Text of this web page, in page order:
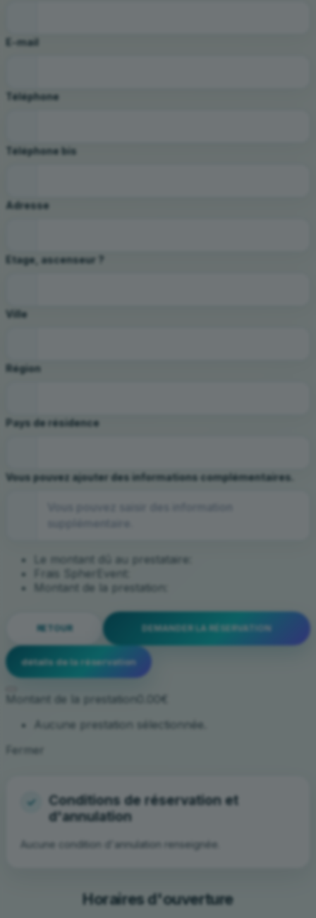
E-mail
Téléphone
Téléphone bis
Adresse
Etage, ascenseur ?
Ville
Région
Pays de résidence
Vous pouvez ajouter des informations complémentaires.
Le montant dû au prestataire:
Frais SpherEvent:
Montant de la prestation:
RETOUR DEMANDER LA RÉSERVATION
détails de la réservation
Montant de la prestation
0.00€
Aucune prestation sélectionnée.
Fermer
Aucune condition d'annulation renseignée.
Horaires d'ouverture